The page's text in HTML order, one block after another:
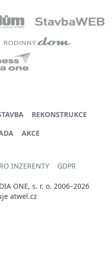
REKONSTRUKCE
AKCE
INZERENTY GDPR
ONE, s. r. o. 2006–2026